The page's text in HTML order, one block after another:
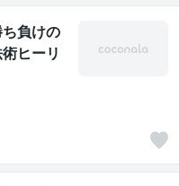
負けの
ヒーリ